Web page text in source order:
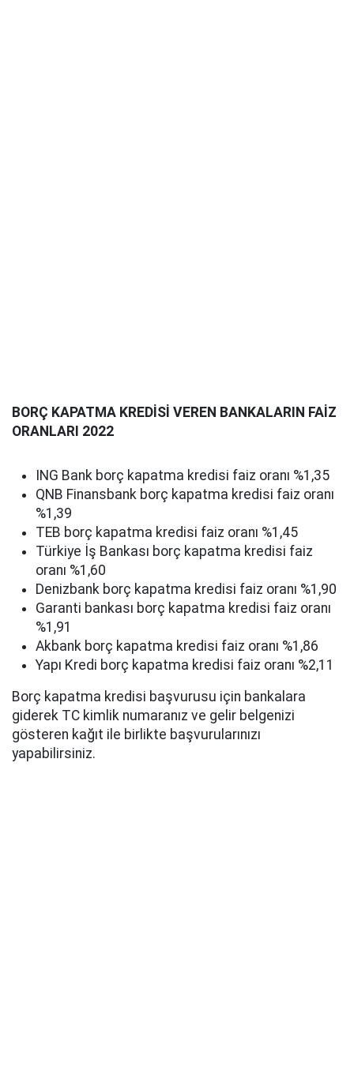
BORÇ KAPATMA KREDİSİ VEREN BANKALARIN FAİZ
ORANLARI 2022
ING Bank borç kapatma kredisi faiz oranı %1,35
QNB Finansbank borç kapatma kredisi faiz oranı
%1,39
TEB borç kapatma kredisi faiz oranı %1,45
Türkiye İş Bankası borç kapatma kredisi faiz
oranı %1,60
Denizbank borç kapatma kredisi faiz oranı %1,90
Garanti bankası borç kapatma kredisi faiz oranı
%1,91
Akbank borç kapatma kredisi faiz oranı %1,86
Yapı Kredi borç kapatma kredisi faiz oranı %2,11
Borç kapatma kredisi başvurusu için bankalara
giderek TC kimlik numaranız ve gelir belgenizi
gösteren kağıt ile birlikte başvurularınızı
yapabilirsiniz.